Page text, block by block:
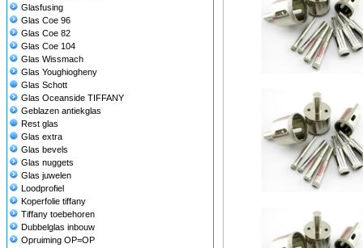
Glasfusing
Glas Coe 96
Glas Coe 82
Glas Coe 104
Glas Wissmach
Glas Youghiogheny
Glas Schott
Glas Oceanside TIFFANY
Geblazen antiekglas
Rest glas
Glas extra
Glas bevels
Glas nuggets
Glas juwelen
Loodprofiel
Koperfolie tiffany
Tiffany toebehoren
Dubbelglas inbouw
Opruiming OP=OP